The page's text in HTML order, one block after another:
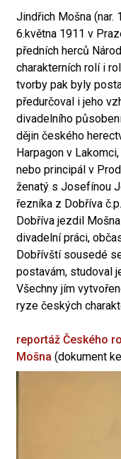
Jindřich Mošna (nar.
6.května 1911 v
předních herců
charakterních rolí i
tvorby pak byly
předurčoval i jeho
divadelního
dějin českého
Harpagon v
nebo principál v
ženatý s Josefínou
řezníka z Dobříva
Dobříva jezdil
divadelní práci,
Dobřívští sousedé
postavám, studoval
Všechny jím
ryze českých
reportáž Českého
Mošna (dokument